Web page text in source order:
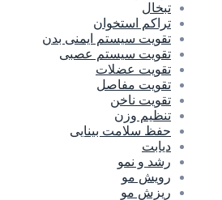
تبخال
تراکم استخوان
تقویت سیستم ایمنی بدن
تقویت سیستم عصبی
تقویت عضلات
تقویت مفاصل
تقویت ناخن
تنظیم وزن
حفظ سلامت بینایی
دیابت
رشد و نمو
رویش مو
ریزش مو